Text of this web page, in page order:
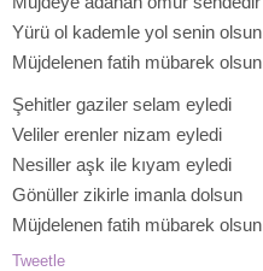
Yürü ol kademle yol senin olsun
Müjdelenen fatih mübarek olsun
Şehitler gaziler selam eyledi
Veliler erenler nizam eyledi
Nesiller aşk ile kıyam eyledi
Gönüller zikirle imanla dolsun
Müjdelenen fatih mübarek olsun
Tweetle